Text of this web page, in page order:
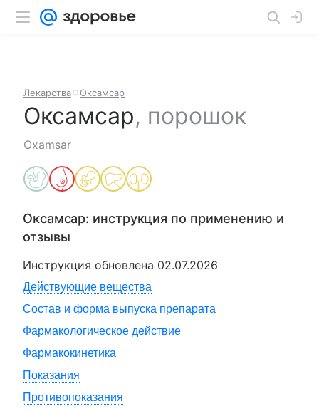
Лекарства Оксамсар
Оксамсар, порошок
Oxamsar
Оксамсар: инструкция по применению и
отзывы
Инструкция обновлена 02.07.2026
Действующие вещества
Состав и форма выпуска препарата
Фармакологическое действие
Фармакокинетика
Показания
Противопоказания